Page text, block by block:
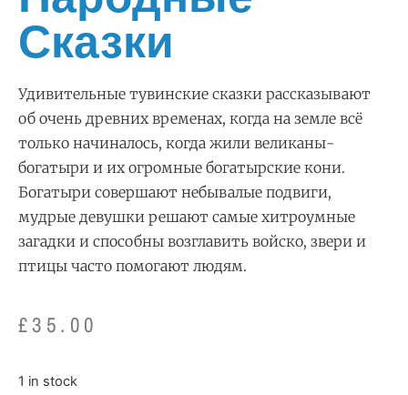
Сказки
Удивительные тувинские сказки рассказывают
об очень древних временах, когда на земле всё
только начиналось, когда жили великаны-
богатыри и их огромные богатырские кони.
Богатыри совершают небывалые подвиги,
мудрые девушки решают самые хитроумные
загадки и способны возглавить войско, звери и
птицы часто помогают людям.
£35.00
1 in stock